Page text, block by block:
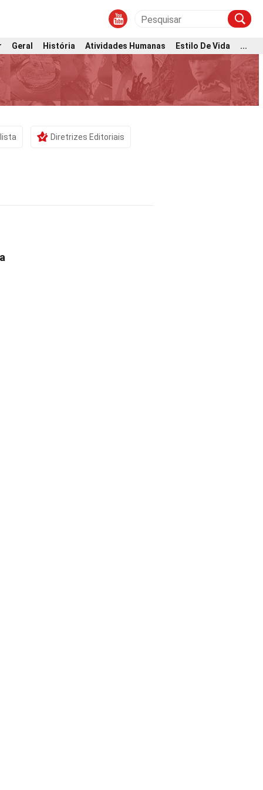
Geral História Atividades Humanas Estilo De Vida ...
Diretrizes Editoriais